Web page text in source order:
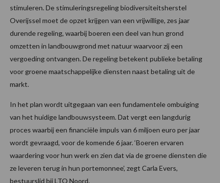
stimuleren. De stimuleringsregeling biodiversiteitsherstel
Overijssel moet de opzet krijgen van een vrijwillige, zes jaar
durende regeling, waarbij boeren een deel van hun grond
omzetten in landbouwgrond met natuur waarvoor zij een
vergoeding ontvangen. De regeling betekent publieke betaling
voor groene maatschappelijke diensten naast betaling uit de
markt.
In het plan wordt uitgegaan van een fundamentele ombuiging
van het huidige landbouwsysteem. Dat vergt een langdurig
proces waarbij een financiële impuls van 6 miljoen euro per jaar
wordt gevraagd, voor de komende 6 jaar. ‘Boeren ervaren
waardering voor hun werk en zien dat via de groene diensten die
ze leveren terug in hun portemonnee’, zegt Carla Evers,
bestuurslid bij LTO Noord.